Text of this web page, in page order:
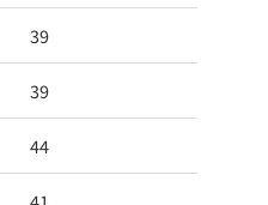
39
39
44